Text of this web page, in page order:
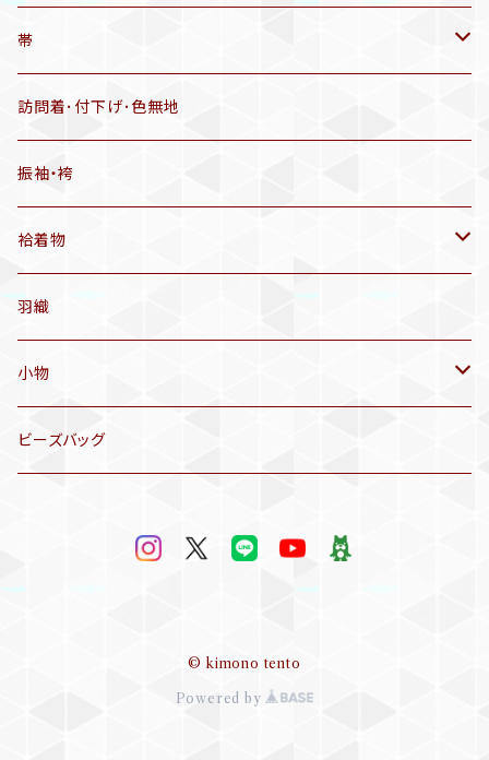
羽織
半幅帯
有松絞り浴衣(6～9月頃)
アンティーク着物
リサイクル着物
帯
リサイクル帯
アンティーク帯
アンティーク仕立てかえ帯
名古屋帯
洒落袋帯
袋帯
訪問着･付下げ･色無地
振袖・袴
袷着物
アンティーク着物
リサイクル着物
訪問着、付下げ、色無地
羽織
小物
帯揚げ
ビーズバッグ
© kimono tento
Powered by